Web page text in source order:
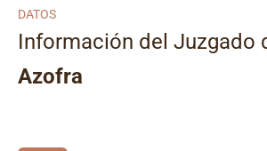
DATOS
Información del Juzgado
Azofra